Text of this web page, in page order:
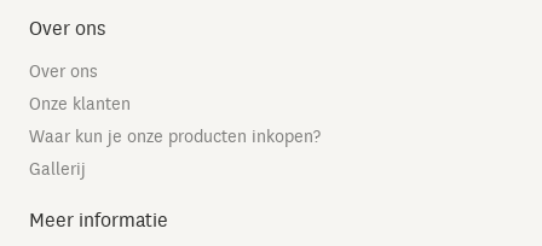
Over ons
Over ons
Onze klanten
Waar kun je onze producten inkopen?
Gallerij
Meer informatie